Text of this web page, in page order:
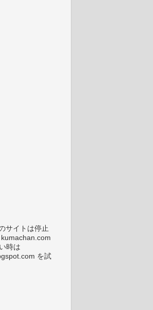
サイトは停止
kumachan.com
時は
を試